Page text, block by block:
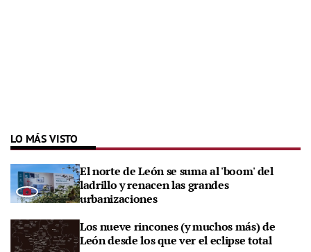
LO MÁS VISTO
El norte de León se suma al 'boom' del
ladrillo y renacen las grandes
urbanizaciones
Los nueve rincones (y muchos más) de
León desde los que ver el eclipse total